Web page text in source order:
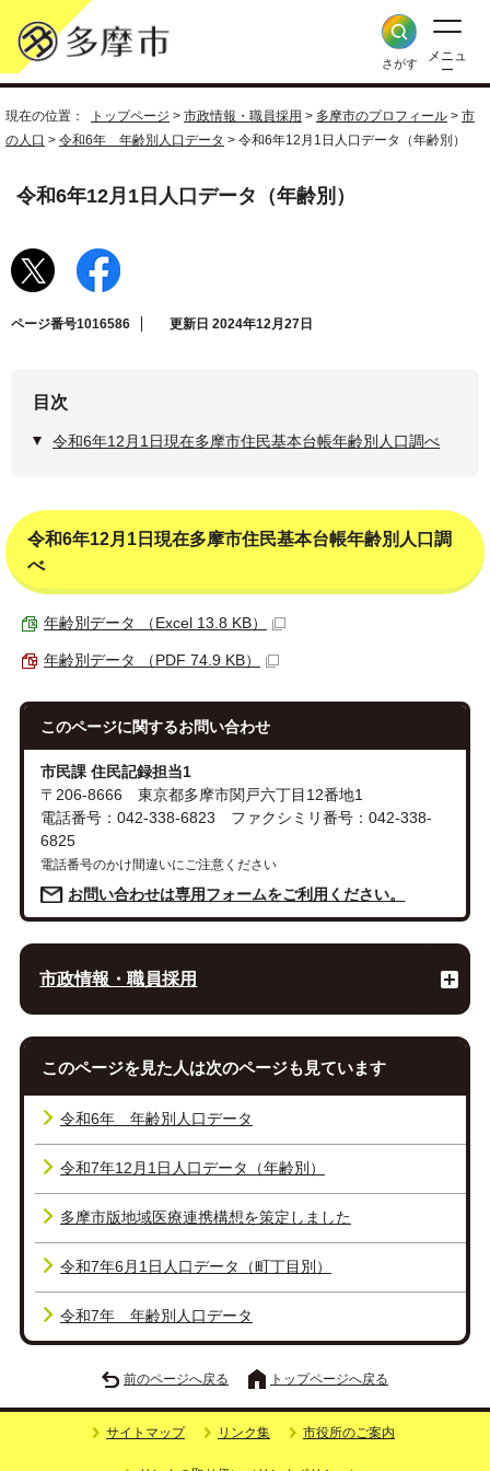
さがす
メニュ
ー
現在の位置： トップページ > 市政情報・職員採用 > 多摩市のプロフィール > 市
の人口 > 令和6年 年齢別人口データ > 令和6年12月1日人口データ（年齢別）
令和6年12月1日人口データ（年齢別）
ページ番号1016586 更新日 2024年12月27日
目次
令和6年12月1日現在多摩市住民基本台帳年齢別人口調べ
令和6年12月1日現在多摩市住民基本台帳年齢別人口調
べ
年齢別データ （Excel 13.8 KB）
年齢別データ （PDF 74.9 KB）
このページに関するお問い合わせ
市民課 住民記録担当1
〒206-8666 東京都多摩市関戸六丁目12番地1
電話番号：042-338-6823 ファクシミリ番号：042-338-
6825
電話番号のかけ間違いにご注意ください
お問い合わせは専用フォームをご利用ください。
市政情報・職員採用
このページを見た人は次のページも見ています
令和6年 年齢別人口データ
令和7年12月1日人口データ（年齢別）
多摩市版地域医療連携構想を策定しました
令和7年6月1日人口データ（町丁目別）
令和7年 年齢別人口データ
前のページへ戻る トップページへ戻る
サイトマップ リンク集 市役所のご案内